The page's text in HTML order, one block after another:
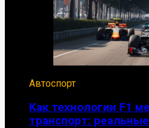
Автоспорт
Как технологии F1
транспорт: